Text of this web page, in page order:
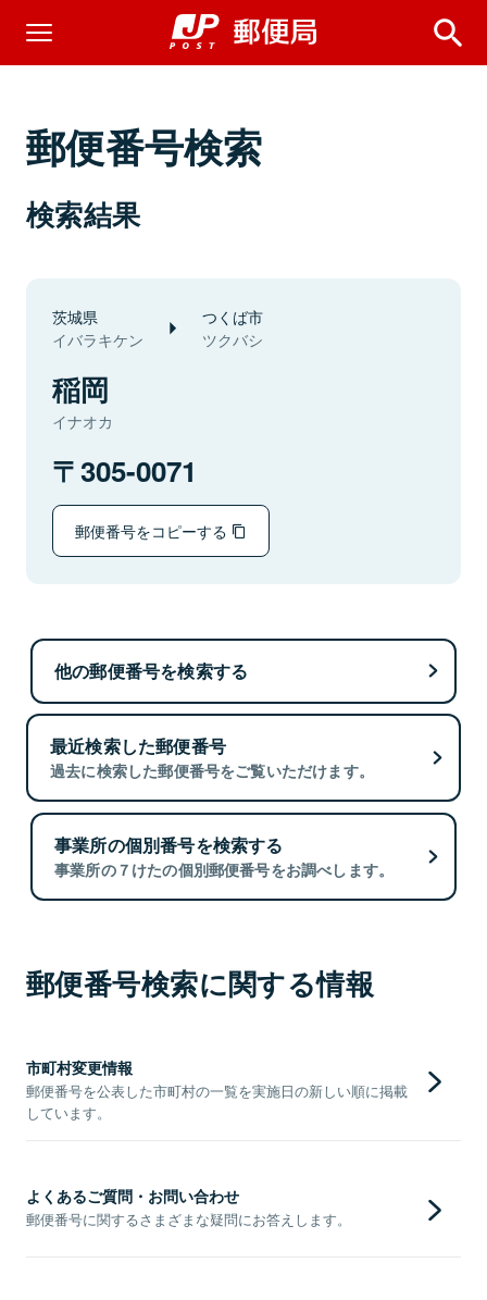
郵便番号検索
検索結果
茨城県
イバラキケン
つくば市
ツクバシ
稲岡
イナオカ
305-0071
郵便番号をコピーする
他の郵便番号を検索する
最近検索した郵便番号
過去に検索した郵便番号をご覧いただけます。
事業所の個別番号を検索する
事業所の７けたの個別郵便番号をお調べします。
郵便番号検索に関する情報
市町村変更情報
郵便番号を公表した市町村の一覧を実施日の新しい順に掲載
しています。
よくあるご質問・お問い合わせ
郵便番号に関するさまざまな疑問にお答えします。